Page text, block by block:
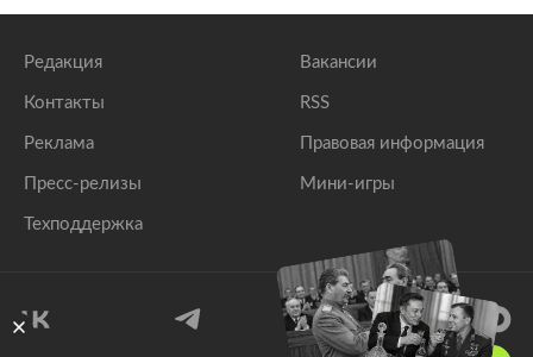
Редакция
Контакты
Реклама
Пресс-релизы
Техподдержка
Вакансии
RSS
Правовая информация
Мини-игры